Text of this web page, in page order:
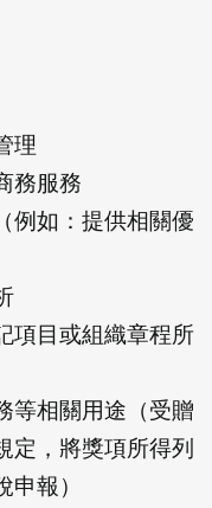
理
務服務
例如：提供相關優
項目或組織章程所
等相關用途（受贈
定，將獎項所得列
報）